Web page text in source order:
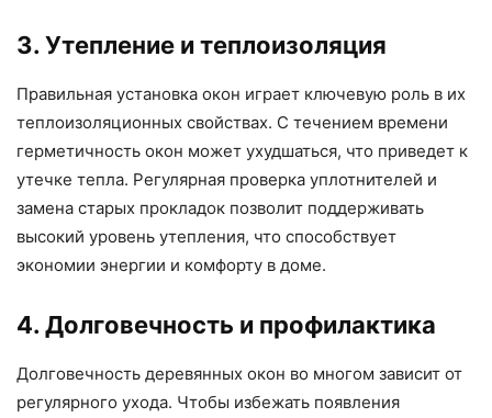
3. Утепление и теплоизоляция
Правильная установка окон играет ключевую роль в их
теплоизоляционных свойствах. С течением времени
герметичность окон может ухудшаться, что приведет к
утечке тепла. Регулярная проверка уплотнителей и
замена старых прокладок позволит поддерживать
высокий уровень утепления, что способствует
экономии энергии и комфорту в доме.
4. Долговечность и профилактика
Долговечность деревянных окон во многом зависит от
регулярного ухода. Чтобы избежать появления